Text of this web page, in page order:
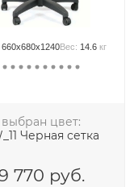
660x680x1240Вес: 14.6 кг
выбран цвет:
Черная сетка
770 руб.